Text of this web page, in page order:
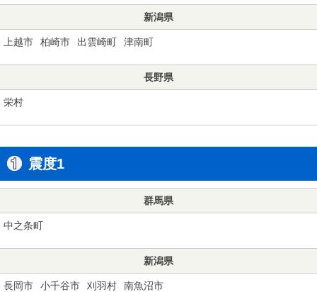
新潟県
上越市 柏崎市 出雲崎町 津南町
長野県
栄村
震度1
群馬県
中之条町
新潟県
長岡市 小千谷市 刈羽村 南魚沼市